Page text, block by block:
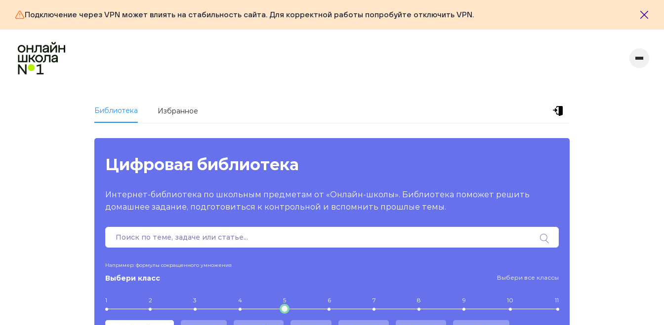
Подключение через VPN может влиять на стабильность сайта. Для корректной работы попробуйте отключить VPN.
Библиотека Избранное
Цифровая библиотека
Интернет-библиотека по школьным предметам от «Онлайн-школы». Библиотека поможет решить
домашнее задание, подготовиться к контрольной и вспомнить прошлые темы.
Например: формулы сокращенного умножения
Выбери класс Выбери все классы
1 2 3 4 5 6 7 8 9 10 11